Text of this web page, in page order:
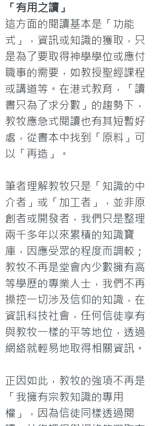
「有用之讀」
這方面的閱讀基本是「功能
式」，資訊或知識的獲取，只
是為了要取得神學學位或應付
職事的需要，如教授聖經課程
或講道等。在港式教育，「讀
書只為了求分數」的趨勢下，
教牧應急式閱讀也有其短暫好
處，從書本中找到「原料」可
以「再造」。
筆者理解教牧只是「知識的中
介者」或「加工者」，並非原
創者或開發者，我們只是整理
兩千多年以來累積的知識寶
庫，因應受眾的程度而調較；
教牧不再是堂會內少數擁有高
等學歷的專業人士，我們不再
操控一切涉及信仰的知識，在
資訊科技社會，任何信徒享有
與教牧一樣的平等地位，透過
網絡就輕易地取得相關資訊。
正因如此，教牧的強項不再是
「我擁有宗教知識的專用
權」，因為信徒同樣透過閱